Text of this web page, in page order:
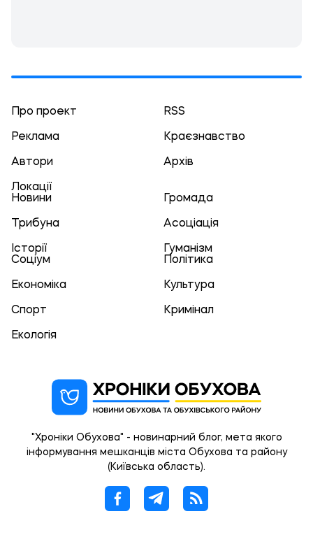
Про проект RSS
Реклама Краєзнавство
Автори Архів
Локації
Новини
Громада
Трибуна Асоціація
Історії
Гуманізм
Соціум
Політика
Економіка Культура
Спорт Кримінал
Екологія
"Хроніки Обухова" - новинарний блог, мета якого
інформування мешканців міста Обухова та району
(Київська область).